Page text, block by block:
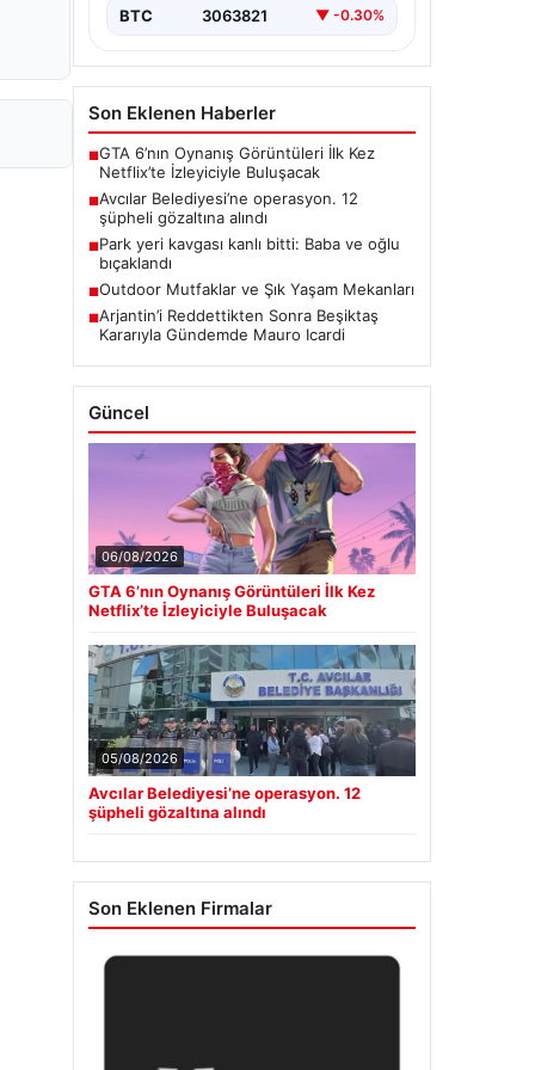
BTC 3063821 ▼ -0.30%
Son Eklenen Haberler
■GTA 6’nın Oynanış Görüntüleri İlk Kez
Netflix’te İzleyiciyle Buluşacak
■Avcılar Belediyesi’ne operasyon. 12
şüpheli gözaltına alındı
■Park yeri kavgası kanlı bitti: Baba ve oğlu
bıçaklandı
■Outdoor Mutfaklar ve Şık Yaşam Mekanları
■Arjantin’i Reddettikten Sonra Beşiktaş
Kararıyla Gündemde Mauro Icardi
Güncel
06/08/2026
GTA 6’nın Oynanış Görüntüleri İlk Kez
Netflix’te İzleyiciyle Buluşacak
05/08/2026
Avcılar Belediyesi’ne operasyon. 12
şüpheli gözaltına alındı
Son Eklenen Firmalar